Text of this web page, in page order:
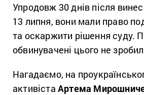
Упродовж 30 днів після
13 липня, вони мали право
та оскаржити рішення суду.
обвинувачені цього не
Нагадаємо, на
активіста Артема